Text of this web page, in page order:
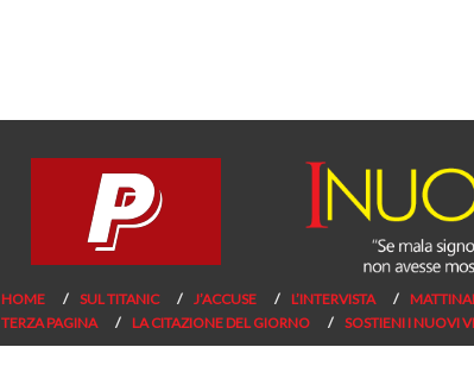
HOME SUL TITANIC J’ACCUSE L’INTERVISTA
TERZA PAGINA
LA CITAZIONE DEL GIORNO SOSTIENI I NUOVI